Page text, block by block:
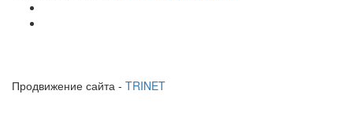
Продвижение сайта - TRINET